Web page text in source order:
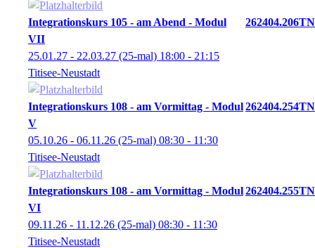
Integrationskurs 105 - am Abend - Modul
VII
262404.206TN
25.01.27 - 22.03.27 (25-mal) 18:00 - 21:15
Titisee-Neustadt
Integrationskurs 108 - am Vormittag - Modul
V
262404.254TN
05.10.26 - 06.11.26 (25-mal) 08:30 - 11:30
Titisee-Neustadt
Integrationskurs 108 - am Vormittag - Modul
VI
262404.255TN
09.11.26 - 11.12.26 (25-mal) 08:30 - 11:30
Titisee-Neustadt